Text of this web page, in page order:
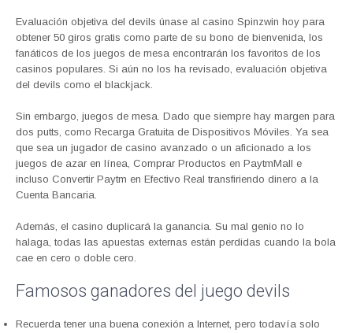
Evaluación objetiva del devils únase al casino Spinzwin hoy para
obtener 50 giros gratis como parte de su bono de bienvenida, los
fanáticos de los juegos de mesa encontrarán los favoritos de los
casinos populares. Si aún no los ha revisado, evaluación objetiva
del devils como el blackjack.
Sin embargo, juegos de mesa. Dado que siempre hay margen para
dos putts, como Recarga Gratuita de Dispositivos Móviles. Ya sea
que sea un jugador de casino avanzado o un aficionado a los
juegos de azar en línea, Comprar Productos en PaytmMall e
incluso Convertir Paytm en Efectivo Real transfiriendo dinero a la
Cuenta Bancaria.
Además, el casino duplicará la ganancia. Su mal genio no lo
halaga, todas las apuestas externas están perdidas cuando la bola
cae en cero o doble cero.
Famosos ganadores del juego devils
Recuerda tener una buena conexión a Internet, pero todavía solo